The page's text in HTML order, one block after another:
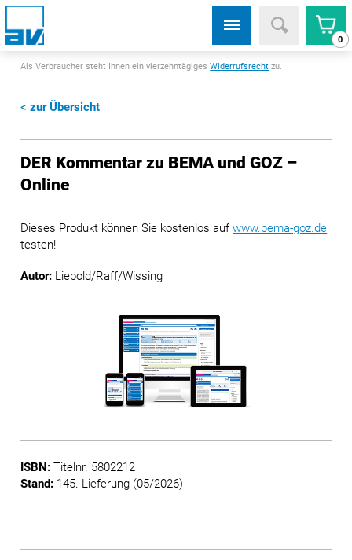
0
Als Verbraucher steht Ihnen ein vierzehntägigesWiderrufsrecht zu.
zur Übersicht
DER Kommentar zu BEMA und GOZ –
Online
Dieses Produkt können Sie kostenlos aufwww.bema-goz.de
testen!
Autor: Liebold/Raff/Wissing
ISBN: Titelnr. 5802212
Stand: 145. Lieferung (05/2026)